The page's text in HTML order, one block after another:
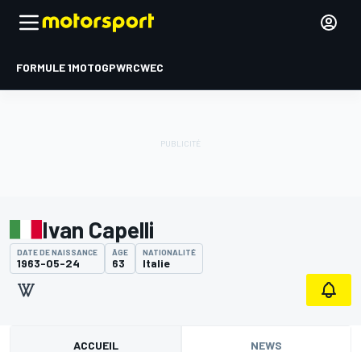
FORMULE 1MOTOGPWRCWEC
Ivan Capelli
DATE DE NAISSANCE
1963-05-24
ÂGE
63
NATIONALITÉ
Italie
ACCUEIL NEWS